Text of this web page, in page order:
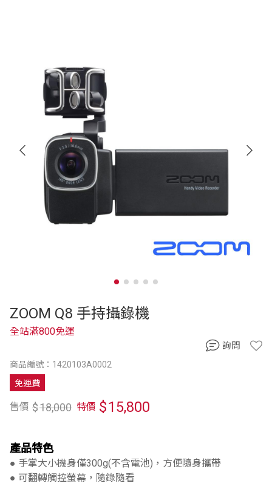
ZOOM Q8 手持攝錄機
商品編號：1420103A0002
全站滿800免運
免運費
售價 $18,000 特價 $15,800
產品特色
● 手掌大小機身僅300g(不含電池)，方便隨身攜帶
● 可翻轉觸控螢幕，隨錄隨看
詢問